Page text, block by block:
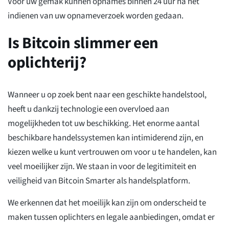
indienen van uw opnameverzoek worden gedaan.
Is Bitcoin slimmer een
oplichterij?
Wanneer u op zoek bent naar een geschikte handelstool,
heeft u dankzij technologie een overvloed aan
mogelijkheden tot uw beschikking. Het enorme aantal
beschikbare handelssystemen kan intimiderend zijn, en
kiezen welke u kunt vertrouwen om voor u te handelen, kan
veel moeilijker zijn. We staan in voor de legitimiteit en
veiligheid van Bitcoin Smarter als handelsplatform.
We erkennen dat het moeilijk kan zijn om onderscheid te
maken tussen oplichters en legale aanbiedingen, omdat er